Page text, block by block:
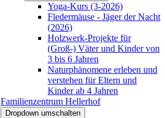
Yoga-Kurs (3-2026)
Fledermäuse - Jäger der Nacht
(2026)
Holzwerk-Projekte für
(Groß-) Väter und Kinder von
3 bis 6 Jahren
Naturphänomene erleben und
verstehen für Eltern und
Kinder ab 4 Jahren
Familienzentrum Hellerhof
Dropdown umschalten